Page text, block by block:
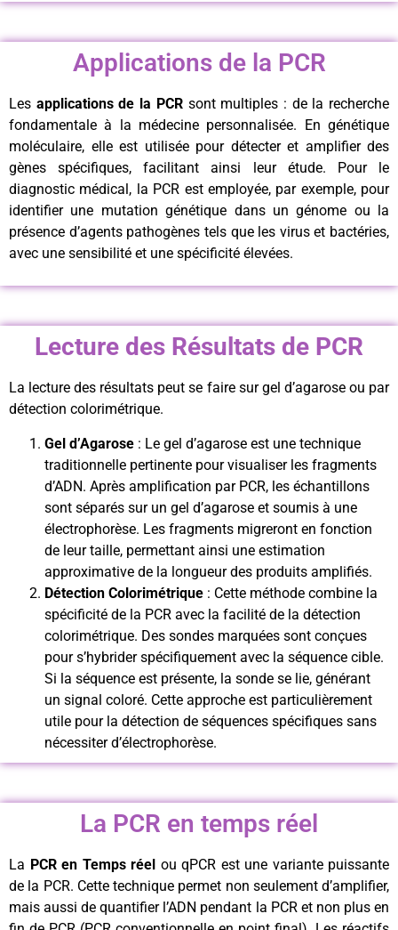
Applications de la PCR
Les applications de la PCRsont multiples : de la recherche
fondamentale à la médecine personnalisée. En génétique
moléculaire, elle est utilisée pour détecter et amplifier des
gènes spécifiques, facilitant ainsi leur étude. Pour le
diagnostic médical, la PCR est employée, par exemple, pour
identifier une mutation génétique dans un génome ou la
présence d’agents pathogènes tels que les virus et bactéries,
avec une sensibilité et une spécificité élevées.
Lecture des Résultats de PCR
La lecture des résultats peut se faire sur gel d’agarose ou par
détection colorimétrique.
Gel d’Agarose : Le gel d’agarose est une technique
traditionnelle pertinente pour visualiser les fragments
d’ADN. Après amplification par PCR, les échantillons
sont séparés sur un gel d’agarose et soumis à une
électrophorèse. Les fragments migreront en fonction
de leur taille, permettant ainsi une estimation
approximative de la longueur des produits amplifiés.
Détection Colorimétrique : Cette méthode combine la
spécificité de la PCR avec la facilité de la détection
colorimétrique. Des sondes marquées sont conçues
pour s’hybrider spécifiquement avec la séquence cible.
Si la séquence est présente, la sonde se lie, générant
un signal coloré. Cette approche est particulièrement
utile pour la détection de séquences spécifiques sans
nécessiter d’électrophorèse.
La PCR en temps réel
La PCR en Temps réel ou qPCR est une variante puissante
de la PCR. Cette technique permet non seulement d’amplifier,
mais aussi de quantifier l’ADN pendant la PCR et non plus en